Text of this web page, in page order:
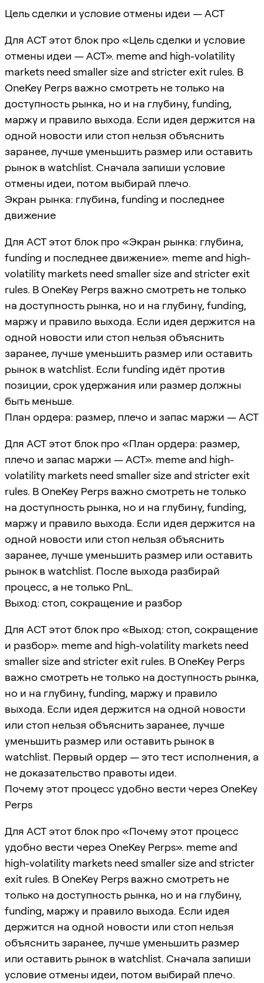
Цель сделки и условие отмены идеи — ACT
Для ACT этот блок про «Цель сделки и условие
отмены идеи — ACT». meme and high-volatility
markets need smaller size and stricter exit rules. В
OneKey Perps важно смотреть не только на
доступность рынка, но и на глубину, funding,
маржу и правило выхода. Если идея держится на
одной новости или стоп нельзя объяснить
заранее, лучше уменьшить размер или оставить
рынок в watchlist. Сначала запиши условие
отмены идеи, потом выбирай плечо.
Экран рынка: глубина, funding и последнее
движение
Для ACT этот блок про «Экран рынка: глубина,
funding и последнее движение». meme and high-
volatility markets need smaller size and stricter exit
rules. В OneKey Perps важно смотреть не только
на доступность рынка, но и на глубину, funding,
маржу и правило выхода. Если идея держится на
одной новости или стоп нельзя объяснить
заранее, лучше уменьшить размер или оставить
рынок в watchlist. Если funding идёт против
позиции, срок удержания или размер должны
быть меньше.
План ордера: размер, плечо и запас маржи — ACT
Для ACT этот блок про «План ордера: размер,
плечо и запас маржи — ACT». meme and high-
volatility markets need smaller size and stricter exit
rules. В OneKey Perps важно смотреть не только
на доступность рынка, но и на глубину, funding,
маржу и правило выхода. Если идея держится на
одной новости или стоп нельзя объяснить
заранее, лучше уменьшить размер или оставить
рынок в watchlist. После выхода разбирай
процесс, а не только PnL.
Выход: стоп, сокращение и разбор
Для ACT этот блок про «Выход: стоп, сокращение
и разбор». meme and high-volatility markets need
smaller size and stricter exit rules. В OneKey Perps
важно смотреть не только на доступность рынка,
но и на глубину, funding, маржу и правило
выхода. Если идея держится на одной новости
или стоп нельзя объяснить заранее, лучше
уменьшить размер или оставить рынок в
watchlist. Первый ордер — это тест исполнения, а
не доказательство правоты идеи.
Почему этот процесс удобно вести через OneKey
Perps
Для ACT этот блок про «Почему этот процесс
удобно вести через OneKey Perps». meme and
high-volatility markets need smaller size and stricter
exit rules. В OneKey Perps важно смотреть не
только на доступность рынка, но и на глубину,
funding, маржу и правило выхода. Если идея
держится на одной новости или стоп нельзя
объяснить заранее, лучше уменьшить размер
или оставить рынок в watchlist. Сначала запиши
условие отмены идеи, потом выбирай плечо.